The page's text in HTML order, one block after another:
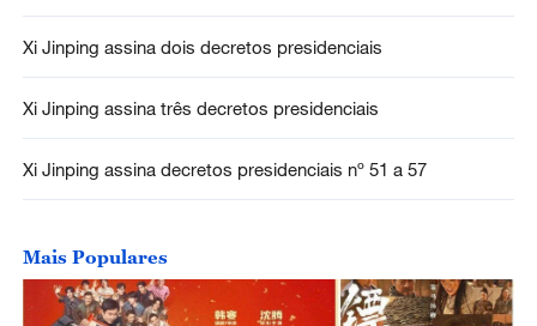
Xi Jinping assina dois decretos presidenciais
Xi Jinping assina três decretos presidenciais
Xi Jinping assina decretos presidenciais nº 51 a 57
Mais Populares